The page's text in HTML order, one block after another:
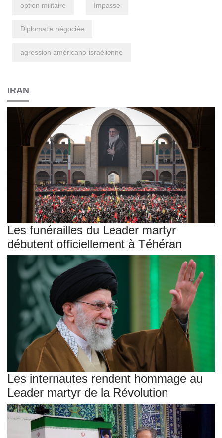
option militaire Impasse
Diplomatie négociée
agression américano-israélienne
IRAN
Les funérailles du Leader martyr
débutent officiellement à Téhéran
Les internautes rendent hommage au
Leader martyr de la Révolution